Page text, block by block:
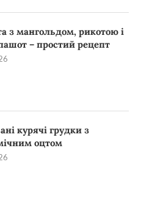
з мангольдом, рикотою і
– простий рецепт
курячі грудки з
оцтом